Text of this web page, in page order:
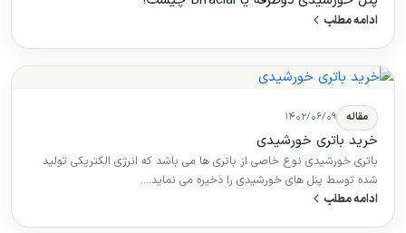
ادامه مطلب
مقاله ۱۴۰۲/۰۶/۰۹
خرید باتری خورشیدی
باتری خورشیدی نوع خاصی از باتری ها می باشد که انرژی الکتریکی تولید
شده توسط پنل های خورشیدی را ذخیره می نماید.…
ادامه مطلب